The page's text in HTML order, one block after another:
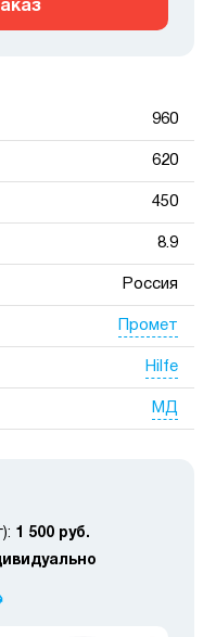
960
620
450
8.9
Россия
Промет
Hilfe
МД
1 500 руб.